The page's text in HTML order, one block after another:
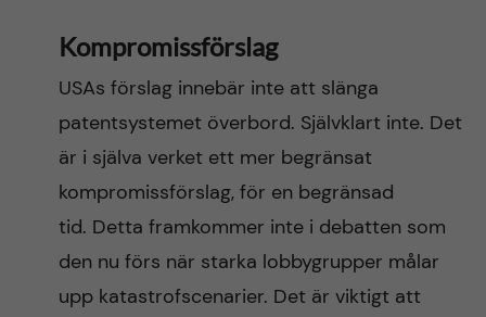
Kompromissförslag
USAs förslag innebär inte att slänga
patentsystemet överbord. Självklart inte. Det
är i själva verket ett mer begränsat
kompromissförslag, för en begränsad
tid. Detta framkommer inte i debatten som
den nu förs när starka lobbygrupper målar
upp katastrofscenarier. Det är viktigt att